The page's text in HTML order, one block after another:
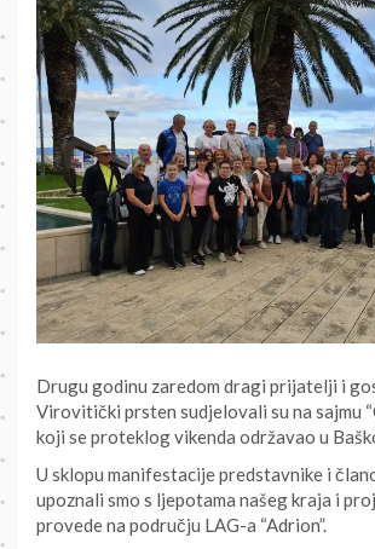
Drugu godinu zaredom dragi prijatelji i
Virovitički prsten sudjelovali su na sajmu
koji se proteklog vikenda održavao u
U sklopu manifestacije predstavnike i
upoznali smo s ljepotama našeg kraja i
provede na području LAG-a “Adrion”.